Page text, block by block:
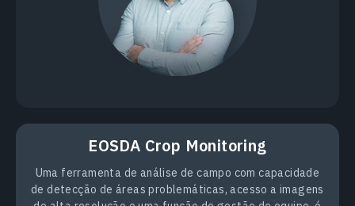
EOSDA Crop Monitoring
Uma ferramenta de análise de campo com capacidade
de detecção de áreas problemáticas, acesso a imagens